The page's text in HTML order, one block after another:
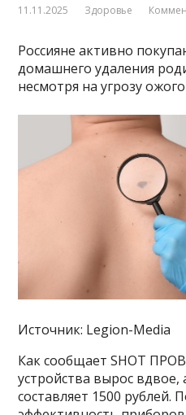
11.11.2025 Здоровье
Россияне активно
домашнего удаления
несмотря на угрозу
Источник: Legion-Media
Как сообщает SHOT
устройства вырос вдвое,
составляет 1500 рублей.